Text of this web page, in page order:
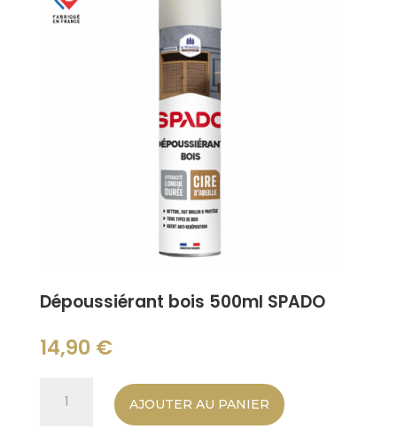
Dépoussiérant bois 500ml SPADO
14,90 €
AJOUTER AU PANIER